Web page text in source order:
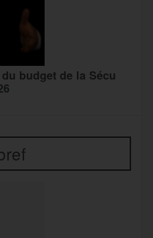
budget de la Sécu